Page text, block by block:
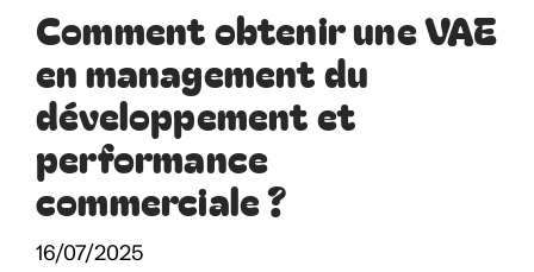
Comment obtenir une VAE
en management du
développement et
performance
commerciale ?
16/07/2025